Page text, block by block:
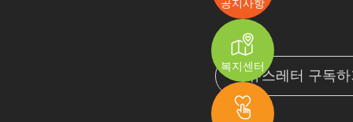
뉴스레터 구독
공지사항
복지센터